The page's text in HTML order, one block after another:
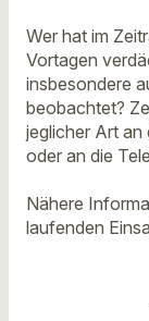
Wer hat im
Vortagen
insbesondere
beobachtet?
jeglicher Art an
oder an die
Nähere
laufenden